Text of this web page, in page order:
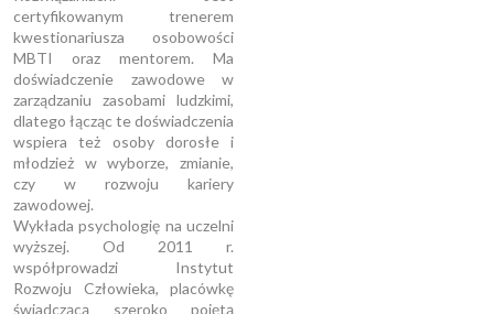
certyfikowanym trenerem
kwestionariusza osobowości
MBTI oraz mentorem. Ma
doświadczenie zawodowe w
zarządzaniu zasobami ludzkimi,
dlatego łącząc te doświadczenia
wspiera też osoby dorosłe i
młodzież w wyborze, zmianie,
czy w rozwoju kariery
zawodowej.
Wykłada psychologię na uczelni
wyższej. Od 2011 r.
współprowadzi Instytut
Rozwoju Człowieka, placówkę
świadczącą szeroko pojętą